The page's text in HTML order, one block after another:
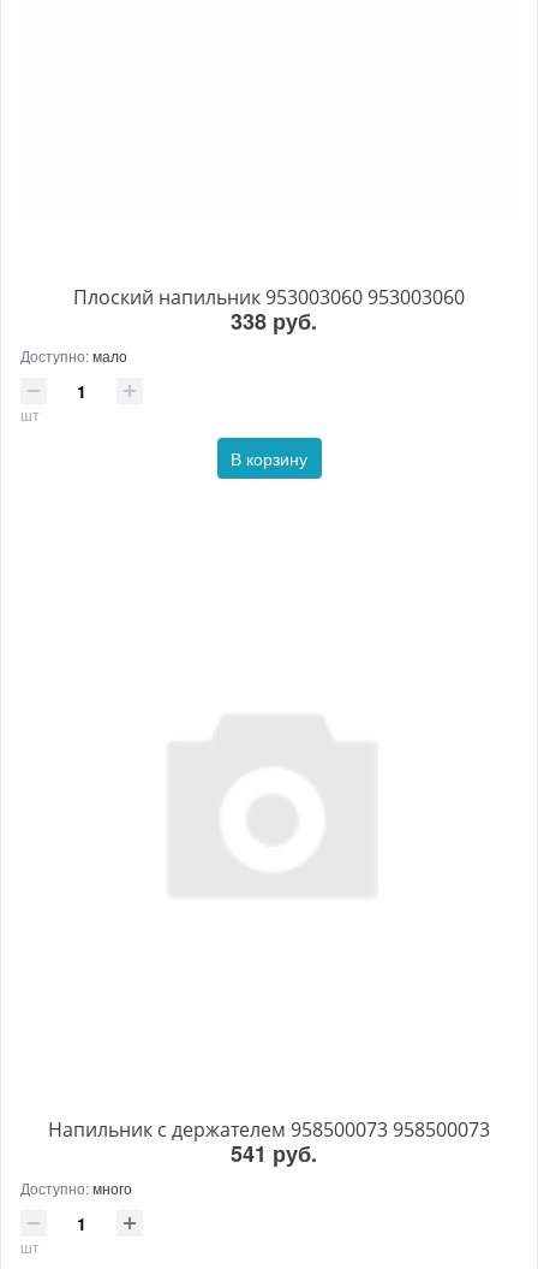
Плоский напильник 953003060 953003060
338 руб.
Доступно:мало
шт
В корзину
Напильник с держателем 958500073 958500073
541 руб.
Доступно:много
шт